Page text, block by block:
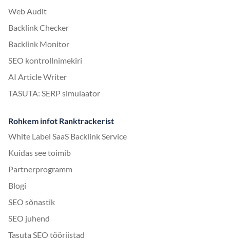
Web Audit
Backlink Checker
Backlink Monitor
SEO kontrollnimekiri
AI Article Writer
TASUTA: SERP simulaator
Rohkem infot Ranktrackerist
White Label SaaS Backlink Service
Kuidas see toimib
Partnerprogramm
Blogi
SEO sõnastik
SEO juhend
Tasuta SEO tööriistad